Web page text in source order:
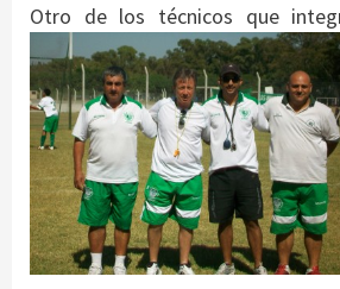
Otro de los técnicos que